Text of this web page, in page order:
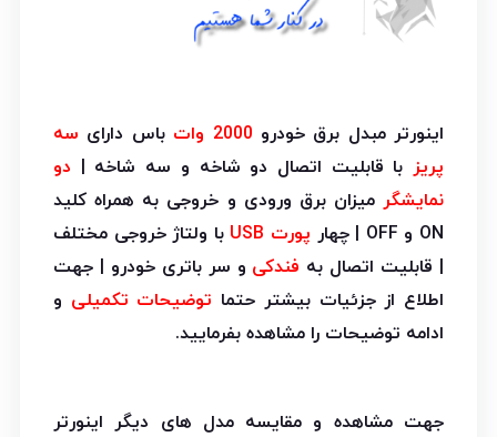
اینورتر مبدل برق خودرو 2000 وات باس دارای سه
پریز با قابلیت اتصال دو شاخه و سه شاخه | دو
نمایشگر میزان برق ورودی و خروجی به همراه کلید
ON و OFF | چهار
پورت USB
با ولتاژ خروجی مختلف
| قابلیت اتصال به فندکی و سر باتری خودرو | جهت
اطلاع از جزئیات بیشتر حتما توضیحات تکمیلی و
ادامه توضیحات را مشاهده بفرمایید.
جهت مشاهده و مقایسه مدل های دیگر اینورتر